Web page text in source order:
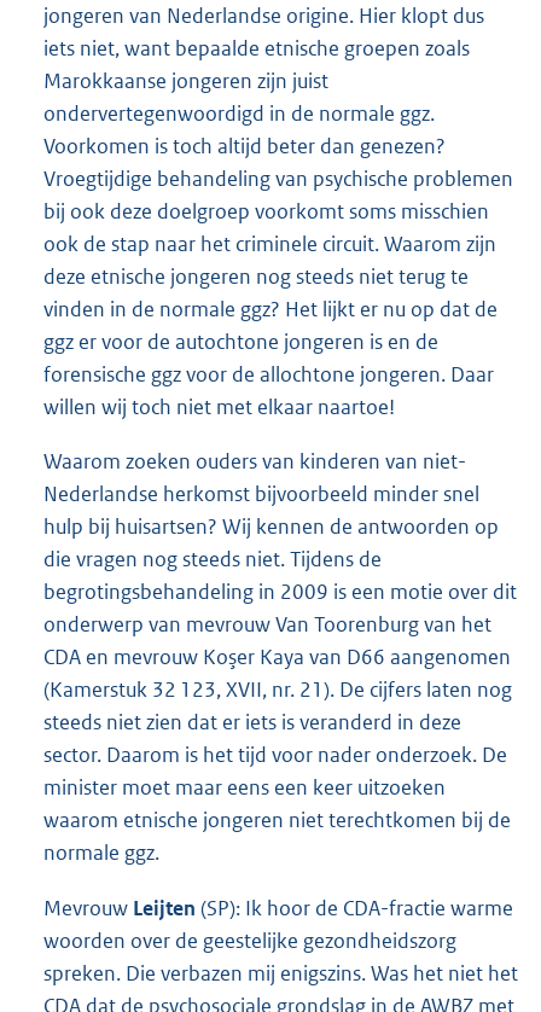
jongeren van Nederlandse origine. Hier klopt dus
iets niet, want bepaalde etnische groepen zoals
Marokkaanse jongeren zijn juist
ondervertegenwoordigd in de normale ggz.
Voorkomen is toch altijd beter dan genezen?
Vroegtijdige behandeling van psychische problemen
bij ook deze doelgroep voorkomt soms misschien
ook de stap naar het criminele circuit. Waarom zijn
deze etnische jongeren nog steeds niet terug te
vinden in de normale ggz? Het lijkt er nu op dat de
ggz er voor de autochtone jongeren is en de
forensische ggz voor de allochtone jongeren. Daar
willen wij toch niet met elkaar naartoe!
Waarom zoeken ouders van kinderen van niet-
Nederlandse herkomst bijvoorbeeld minder snel
hulp bij huisartsen? Wij kennen de antwoorden op
die vragen nog steeds niet. Tijdens de
begrotingsbehandeling in 2009 is een motie over dit
onderwerp van mevrouw Van Toorenburg van het
CDA en mevrouw Koşer Kaya van D66 aangenomen
(Kamerstuk 32 123, XVII, nr. 21). De cijfers laten nog
steeds niet zien dat er iets is veranderd in deze
sector. Daarom is het tijd voor nader onderzoek. De
minister moet maar eens een keer uitzoeken
waarom etnische jongeren niet terechtkomen bij de
normale ggz.
Mevrouw Leijten (SP): Ik hoor de CDA-fractie warme
woorden over de geestelijke gezondheidszorg
spreken. Die verbazen mij enigszins. Was het niet het
CDA dat de psychosociale grondslag in de AWBZ met